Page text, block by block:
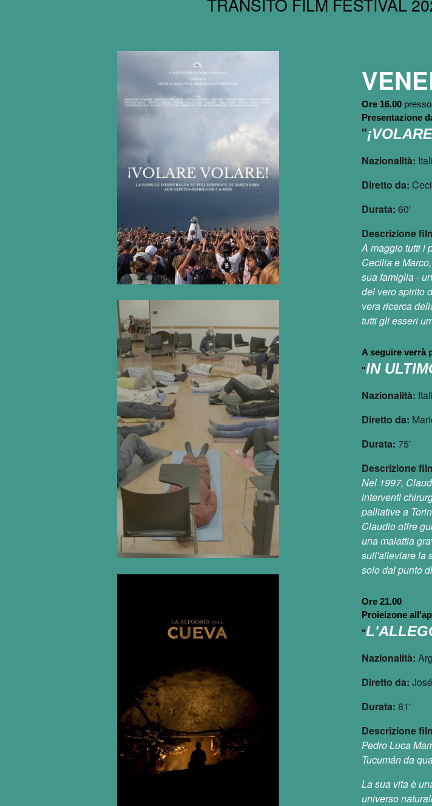
Ore 16.00 presso
Presentazione
"
Nazionalità:
Diretto da:
Durata: 60'
Descrizione
A maggio tutti i
Cecilia e
sua famiglia -
del vero spirito
vera ricerca
tutti gli esseri
A seguire verrà
"IN
Nazionalità:
Diretto da:
Durata: 75'
Descrizione
Nel 1997,
interventi
palliative a
Claudio offre
una malattia
sull'alleviare la
solo dal punto
Ore 21.00
Proieizone
"
Nazionalità:
Diretto da:
Durata: 81'
Descrizione
Pedro Luca
Tucumán da
La sua vita è
universo